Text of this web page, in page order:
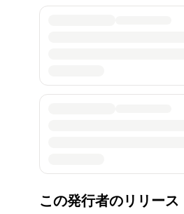
この発行者のリリース